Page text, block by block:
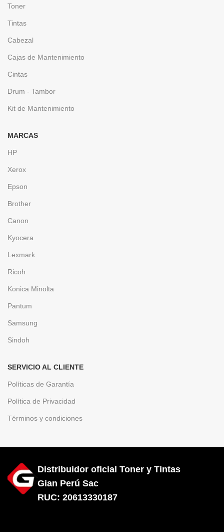
Toner
Tintas
Cabezal
Cajas de Mantenimiento
Cintas
Drum - Tambor
Kit de Mantenimiento
MARCAS
HP
Xerox
Epson
Brother
Canon
Kyocera
Lexmark
Ricoh
Konica Minolta
Pantum
Samsung
Sindoh
SERVICIO AL CLIENTE
Políticas de Garantía
Política de Privacidad
Términos y condiciones
Distribuidor oficial Toner y Tintas
Gian Perú Sac
RUC: 20613330187